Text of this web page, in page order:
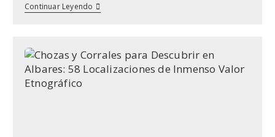
Continuar Leyendo Conexión
Entre
De
Las
Chozas